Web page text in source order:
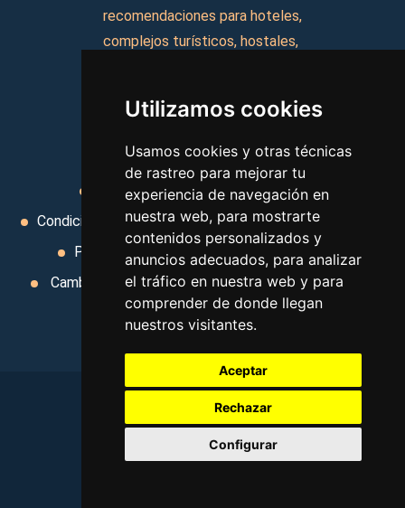
Utilizamos cookies
Usamos cookies y otras técnicas
de rastreo para mejorar tu
experiencia de navegación en
nuestra web, para mostrarte
contenidos personalizados y
anuncios adecuados, para analizar
el tráfico en nuestra web y para
comprender de donde llegan
nuestros visitantes.
Aceptar
Rechazar
Configurar
recomendaciones para hoteles,
complejos turísticos, hostales,
MI AGENCIA
Aviso legal
Condiciones de uso
Condiciones Generales
Ley de Viajes Combinados
Política de privacidad
Uso de cookies
Cambiar preferencias de cookies
Area privada
Contacto
. Todos los derechos reservados